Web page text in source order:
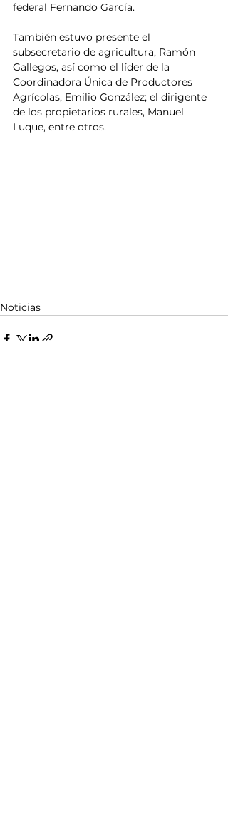
federal Fernando García.
También estuvo presente el
subsecretario de agricultura, Ramón
Gallegos, así como el líder de la
Coordinadora Única de Productores
Agrícolas, Emilio González; el dirigente
de los propietarios rurales, Manuel
Luque, entre otros.
Noticias